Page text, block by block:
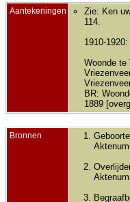
Aantekeningen
Zie: Ken
114.
1910-
Woonde te
BR:
1889
Bronnen